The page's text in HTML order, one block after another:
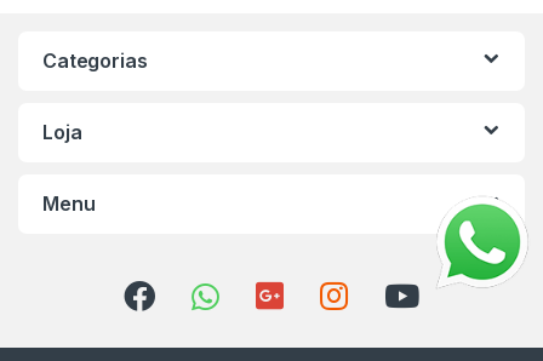
Categorias
Loja
Menu